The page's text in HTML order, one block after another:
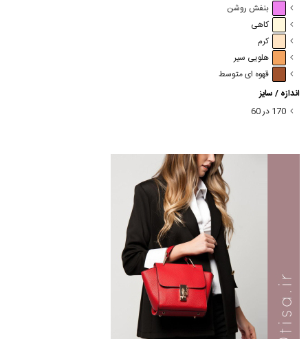
بنفش روشن
کاهی
کرم
هلویی سیر
قهوه ای متوسط
اندازه / سایز
170 در 60